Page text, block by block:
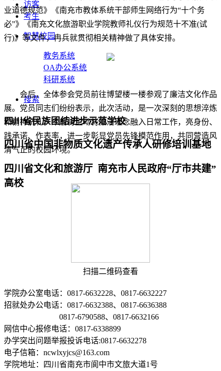
访客
考生
智慧校园
教务系统
OA办公系统
科研系统
搜索
四川省民族团结进步示范学校
四川省中国非物质文化遗产传承人研修培训基地
四川省文化和旅游厅 南充市人民政府“厅市共建”
高校
业道德规范》《南充市教体系统干部师生网络行为“十个务
必”》《南充文化旅游职业学院教师礼仪行为规范十不准(试
行)》等文件，冉兵就贯彻相关精神做了具体安排。
会后，全体参会党员前往博望楼一楼参观了廉洁文化作品
展。党员同志们纷纷表示，此次活动，是一次深刻的思想淬炼
和精神洗礼。今后将主动将廉洁理念融入日常工作，亮身份、
践承诺、作表率，进一步彰显党员先锋模范作用，共同营造风
清气正的校园环境。
扫描二维码查看
学院办公室电话：0817-6632228、0817-6632227
招就处办公电话：0817-6632388、0817-6636388
0817-6790588、0817-6632166
网信中心报修电话：0817-6338899
办学突出问题举报投诉电话:0817-6632278
电子信箱：ncwlxyjcs@163.com
学院地址：四川省南充市阆中市文旅大道1号